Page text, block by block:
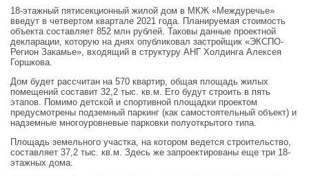
18-этажный пятисекционный жилой дом в МКЖ «Междуречье»
введут в четвертом квартале 2021 года. Планируемая стоимость
объекта составляет 852 млн рублей. Таковы данные проектной
декларации, которую на днях опубликовал застройщик «ЭКСПО-
Регион Закамье», входящий в структуру АНГ Холдинга Алексея
Горшкова.
Дом будет рассчитан на 570 квартир, общая площадь жилых
помещений составит 32,2 тыс. кв.м. Его будут строить в пять
этапов. Помимо детской и спортивной площадки проектом
предусмотрены подземный паркинг (как самостоятельный объект) и
надземные многоуровневые парковки полуоткрытого типа.
Площадь земельного участка, на котором ведется строительство,
составляет 37,2 тыс. кв.м. Здесь же запроектированы еще три 18-
этажных дома.